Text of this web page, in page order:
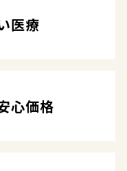
医療
心価格